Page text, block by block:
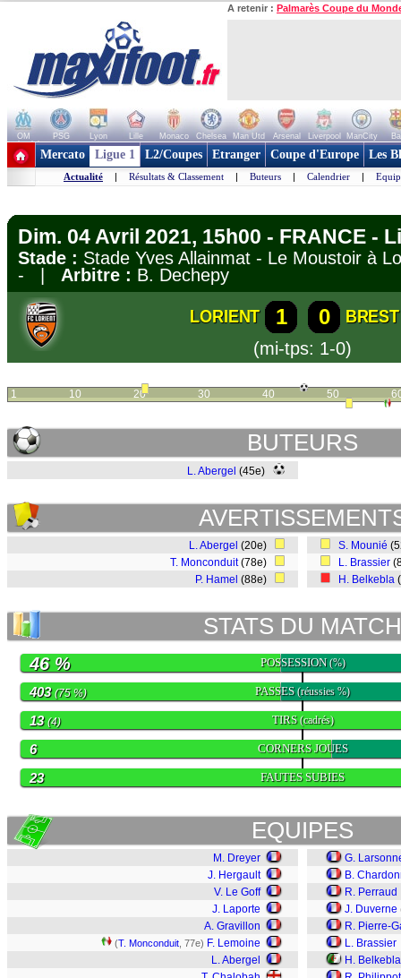
A retenir : Palmarès Coupe du
OM PSG Lyon Lille Monaco Chelsea Man Utd Arsenal Liverpool ManCity
+ de clubs
Mercato Ligue 1 L2/Coupes Etranger Coupe d'Europe Les
Actualité | Résultats & Classement | Buteurs | Calendrier |
Dim. 04 Avril 2021, 15h00 - FRANCE -
Stade : Stade Yves Allainmat - Le Moustoir
- | Arbitre : B. Dechepy
LORIENT 1 0
BREST
(mi-tps: 1-0)
1 10 20 30 40 50
BUTEURS
L. Abergel (45e)
L. Abergel (20e)
T. Monconduit(78e)
P. Hamel (88e)
S. Mounié
L. Brassier
H. Belkebla
STATS DU MATCH
POSSESSION(%)
46 %
PASSES(réussies %)
403(75 %)
TIRS(cadrés)
13(4)
CORNERS JOUES
6
FAUTES SUBIES
23
EQUIPES
M. Dreyer
J. Hergault
V. Le Goff
J. Laporte
A. Gravillon
(T. Monconduit , 77e) F. Lemoine
L. Abergel
G.
B.
R. Perraud
J. Duverne
R. Pierre-
L. Brassier
H. Belkebla